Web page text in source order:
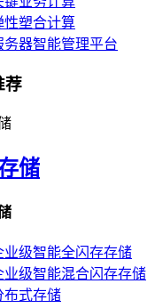
性塑合计算
务器智能管理平台
荐
储
业级智能全闪存存储
业级智能混合闪存存储
布式存储